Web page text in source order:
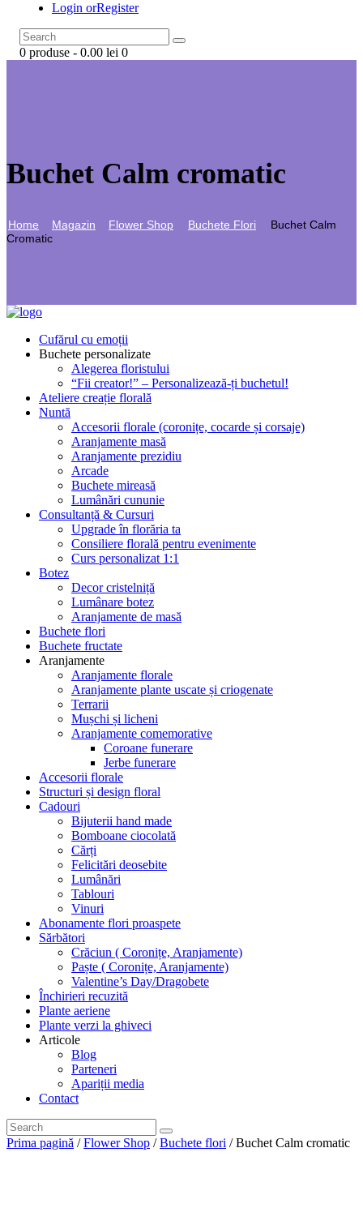
Login orRegister
0 produse - 0.00 lei 0
Buchet Calm cromatic
Home Magazin Flower Shop Buchete Flori
Buchet Calm
Cromatic
Cufărul cu emoții
Buchete personalizate
Alegerea floristului
“Fii creator!” – Personalizează-ți buchetul!
Ateliere creație florală
Nuntă
Accesorii florale (coronițe, cocarde și corsaje)
Aranjamente masă
Aranjamente prezidiu
Arcade
Buchete mireasă
Lumânări cununie
Consultanță & Cursuri
Upgrade în florăria ta
Consiliere florală pentru evenimente
Curs personalizat 1:1
Botez
Decor cristelniță
Lumânare botez
Aranjamente de masă
Buchete flori
Buchete fructate
Aranjamente
Aranjamente florale
Aranjamente plante uscate și criogenate
Terrarii
Mușchi și licheni
Aranjamente comemorative
Coroane funerare
Jerbe funerare
Accesorii florale
Structuri și design floral
Cadouri
Bijuterii hand made
Bomboane ciocolată
Cărți
Felicitări deosebite
Lumânări
Tablouri
Vinuri
Abonamente flori proaspete
Sărbători
Crăciun ( Coronițe, Aranjamente)
Paște ( Coronițe, Aranjamente)
Valentine’s Day/Dragobete
Închirieri recuzită
Plante aeriene
Plante verzi la ghiveci
Articole
Blog
Parteneri
Apariții media
Contact
Prima pagină /Flower Shop /Buchete flori / Buchet Calm cromatic